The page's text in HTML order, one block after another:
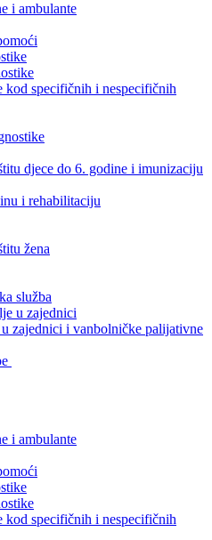
i ambulante
kod specifičnih i nespecifičnih
djece do 6. godine i imunizaciju
i rehabilitaciju
žena
služba
u zajednici
zajednici i vanbolničke palijativne
i ambulante
kod specifičnih i nespecifičnih